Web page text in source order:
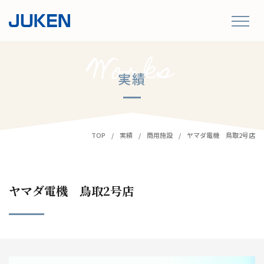
実績
TOP 実績 商用施設 ヤマダ電機 鳥取2号店
ヤマダ電機 鳥取2号店